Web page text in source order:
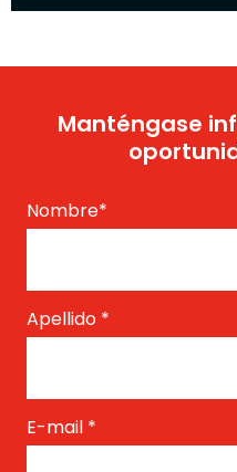
Manténgase
Nombre*
Apellido *
E-mail *